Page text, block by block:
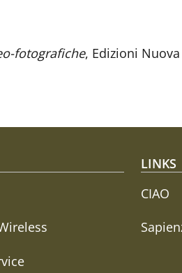
fotografiche, Edizioni
LINKS
CIAO